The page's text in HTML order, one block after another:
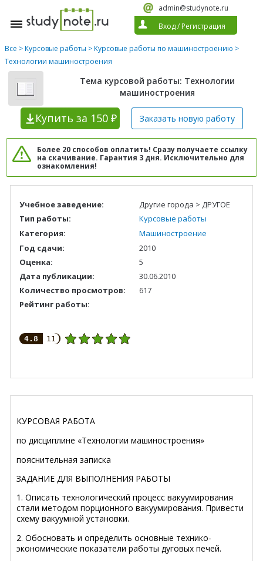
admin@studynote.ru
Вход/ Регистрация
Все >Курсовые работы >Курсовые работы по машиностроению >
Технологии машиностроения
Тема курсовой работы: Технологии
машиностроения
Купить за 150 ₽ Заказать новую работу
Более 20 способов оплатить! Сразу получаете ссылку
на скачивание. Гарантия 3 дня. Исключительно для
ознакомления!
Учебное заведение:
Другие города > ДРУГОЕ
Тип работы:
Курсовые работы
Категория:
Машиностроение
Год сдачи:
2010
Оценка:
5
Дата публикации:
30.06.2010
Количество просмотров:
617
Рейтинг работы:
4.8 11
КУРСОВАЯ РАБОТА
по дисциплине «Технологии машиностроения»
пояснительная записка
ЗАДАНИЕ ДЛЯ ВЫПОЛНЕНИЯ РАБОТЫ
1. Описать технологический процесс вакуумирования
стали методом порционного вакуумирования. Привести
схему вакуумной установки.
2. Обосновать и определить основные технико-
экономические показатели работы дуговых печей.